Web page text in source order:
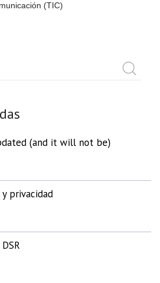
(TIC)
(and it will not be)
y privacidad